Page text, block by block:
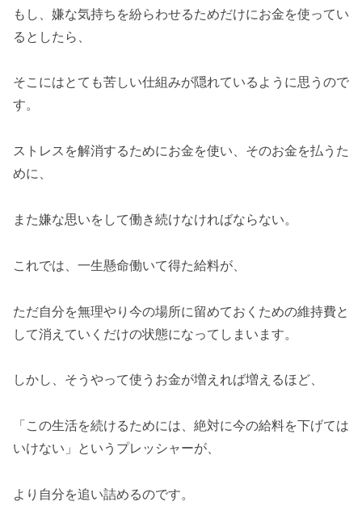
もし、嫌な気持ちを紛らわせるためだけにお金を使ってい
るとしたら、
そこにはとても苦しい仕組みが隠れているように思うので
す。
ストレスを解消するためにお金を使い、そのお金を払うた
めに、
また嫌な思いをして働き続けなければならない。
これでは、一生懸命働いて得た給料が、
ただ自分を無理やり今の場所に留めておくための維持費と
して消えていくだけの状態になってしまいます。
しかし、そうやって使うお金が増えれば増えるほど、
「この生活を続けるためには、絶対に今の給料を下げては
いけない」というプレッシャーが、
より自分を追い詰めるのです。